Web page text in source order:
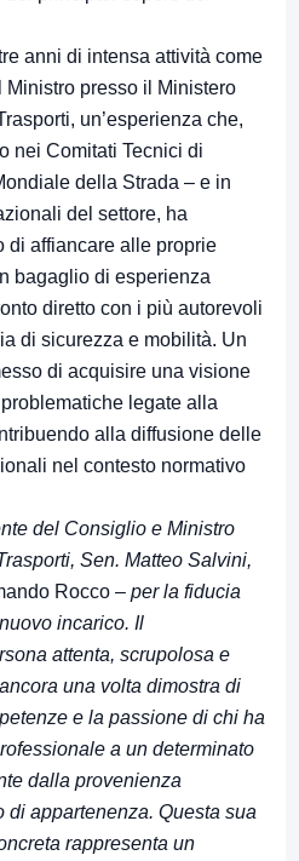
anni di intensa attività come
presso il Ministero
un’esperienza che,
nei Comitati Tecnici di
della Strada – e in
del settore, ha
di affiancare alle proprie
bagaglio di esperienza
diretto con i più autorevoli
di sicurezza e mobilità. Un
di acquisire una visione
legate alla
alla diffusione delle
nel contesto normativo
del Consiglio e Ministro
Sen. Matteo Salvini,
Rocco – per la fiducia
incarico. Il
attenta, scrupolosa e
una volta dimostra di
e la passione di chi ha
a un determinato
dalla provenienza
di appartenenza. Questa sua
rappresenta un